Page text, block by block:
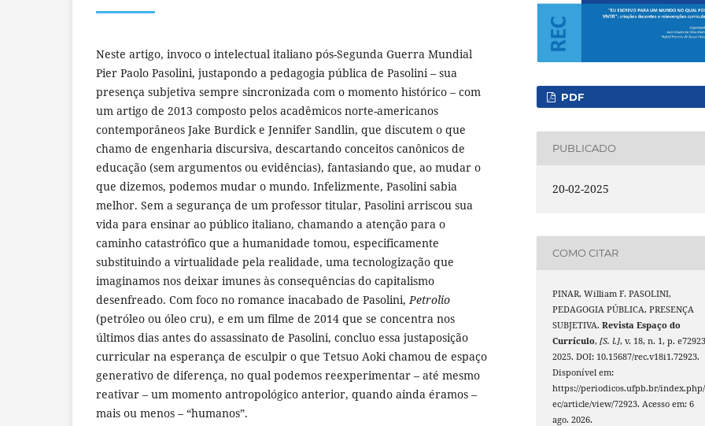
Neste artigo, invoco o intelectual italiano pós-Segunda Guerra Mundial
Pier Paolo Pasolini, justapondo a pedagogia pública de Pasolini – sua
presença subjetiva sempre sincronizada com o momento histórico – com
um artigo de 2013 composto pelos acadêmicos norte-americanos
contemporâneos Jake Burdick e Jennifer Sandlin, que discutem o que
chamo de engenharia discursiva, descartando conceitos canônicos de
educação (sem argumentos ou evidências), fantasiando que, ao mudar o
que dizemos, podemos mudar o mundo. Infelizmente, Pasolini sabia
melhor. Sem a segurança de um professor titular, Pasolini arriscou sua
vida para ensinar ao público italiano, chamando a atenção para o
caminho catastrófico que a humanidade tomou, especificamente
substituindo a virtualidade pela realidade, uma tecnologização que
imaginamos nos deixar imunes às consequências do capitalismo
desenfreado. Com foco no romance inacabado de Pasolini,Petrolio
(petróleo ou óleo cru), e em um filme de 2014 que se concentra nos
últimos dias antes do assassinato de Pasolini, concluo essa justaposição
curricular na esperança de esculpir o que Tetsuo Aoki chamou de espaço
generativo de diferença, no qual podemos reexperimentar – até mesmo
reativar – um momento antropológico anterior, quando ainda éramos –
mais ou menos – “humanos”.
PDF
PUBLICADO
20-02-2025
COMO CITAR
PINAR, William F. PASOLINI,
PEDAGOGIA PÚBLICA, PRESENÇA
SUBJETIVA.Revista Espaço do
Currículo,[S. l.], v. 18, n. 1, p.
2025. DOI: 10.15687/rec.v18i1.72923.
Disponível em:
https://periodicos.ufpb.br/
ec/article/view/72923. Acesso em: 6
ago. 2026.